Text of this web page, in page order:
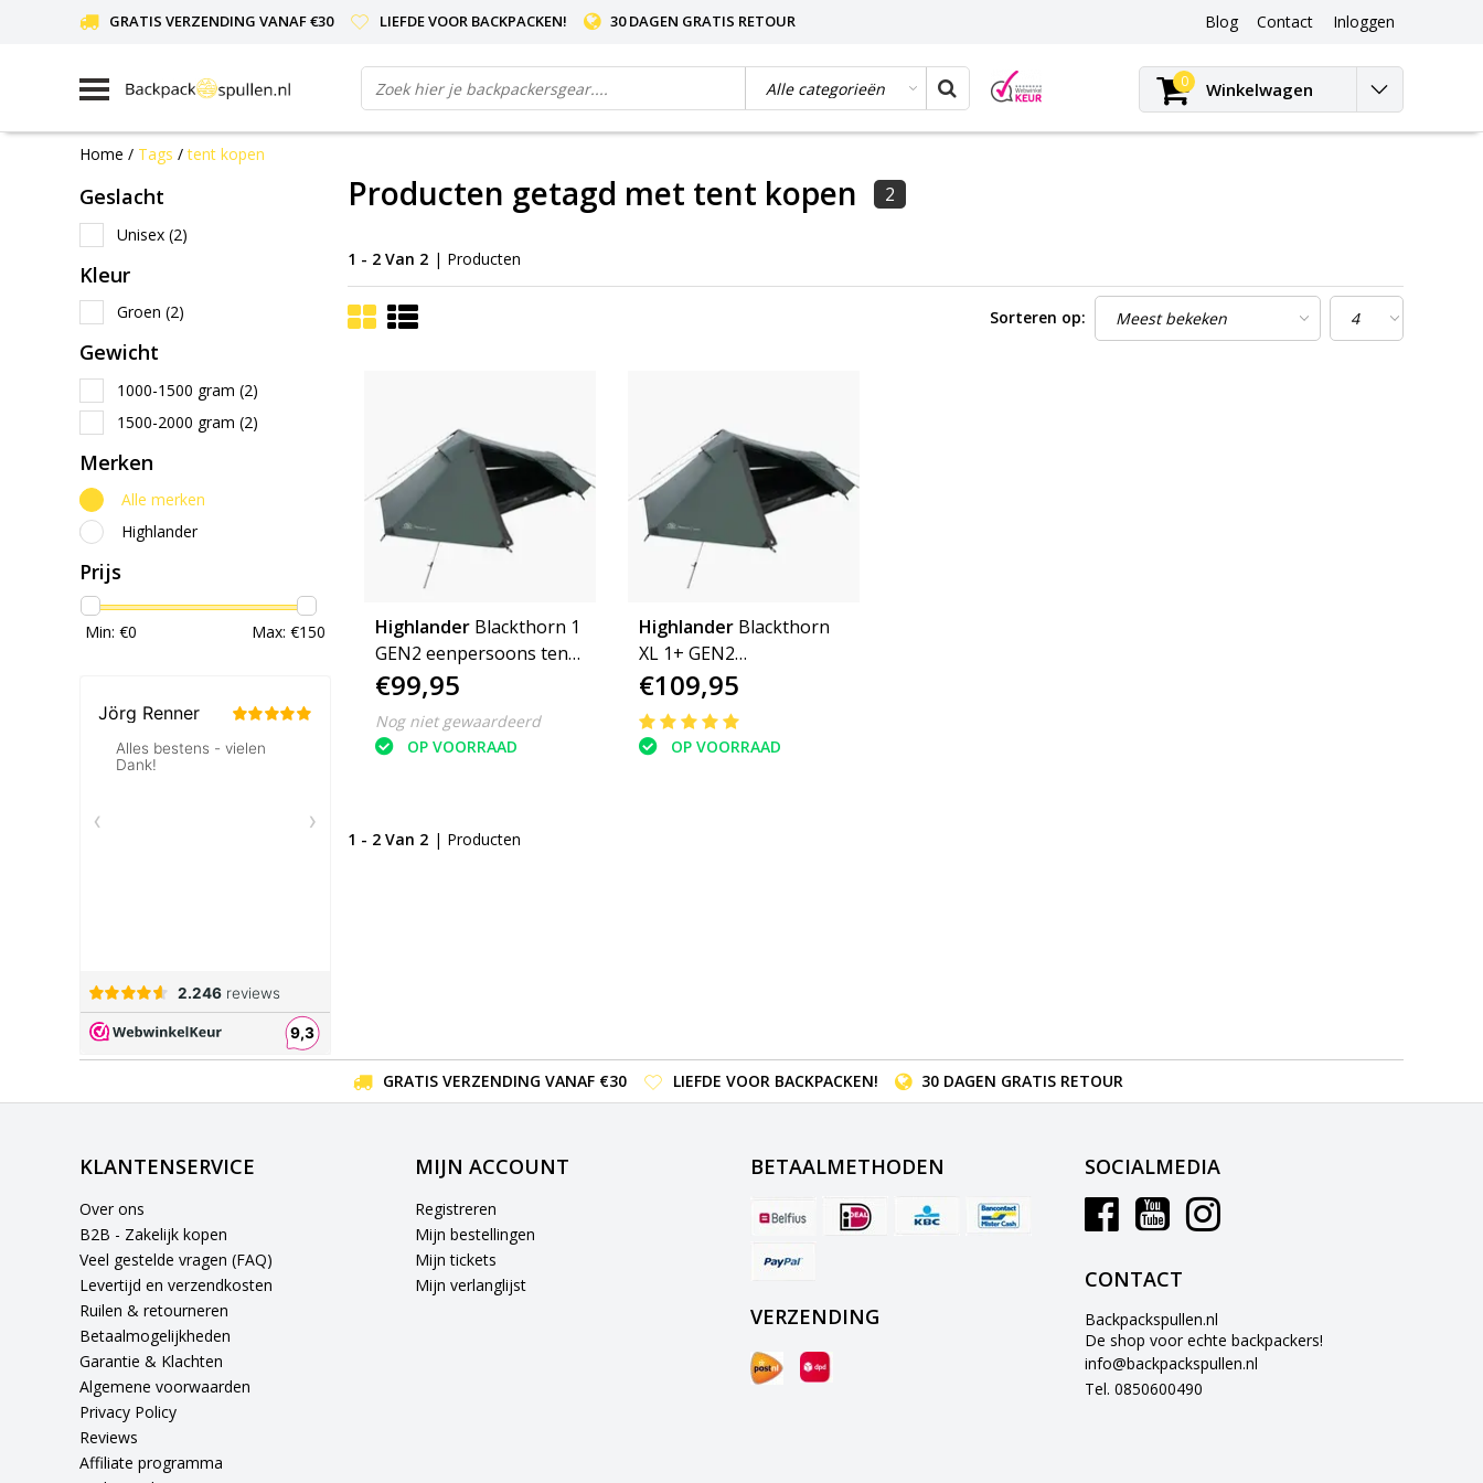
GRATIS VERZENDING VANAF €30 LIEFDE VOOR BACKPACKEN! 30 DAGEN GRATIS RETOUR Blog
Blog
Contact Inloggen
0 Winkelwagen
Home / Tags /tent kopen
Geslacht
Unisex (2)
Kleur
Groen (2)
Gewicht
1000-1500 gram (2)
1500-2000 gram (2)
Merken
Alle merken
Highlander
Prijs
Min: €0 Max: €150
Producten getagd met tent kopen 2
1 - 2 Van 2 | Producten
Sorteren op:
Highlander Blackthorn 1
GEN2 eenpersoons tent
- trekkingtent - 1
persoons tent
€99,95
Nog niet gewaardeerd
OP VOORRAAD
Highlander Blackthorn
XL 1+ GEN2
eenpersoons tent -
trekkingtent - 1
persoons tent
€109,95
OP VOORRAAD
1 - 2 Van 2 | Producten
GRATIS VERZENDING VANAF €30 LIEFDE VOOR BACKPACKEN! 30 DAGEN GRATIS RETOUR
KLANTENSERVICE
Over ons
B2B - Zakelijk kopen
Veel gestelde vragen (FAQ)
Levertijd en verzendkosten
Ruilen & retourneren
Betaalmogelijkheden
Garantie & Klachten
Algemene voorwaarden
Privacy Policy
Reviews
Affiliate programma
MIJN ACCOUNT
Registreren
Mijn bestellingen
Mijn tickets
Mijn verlanglijst
BETAALMETHODEN
VERZENDING
SOCIALMEDIA
CONTACT
Backpackspullen.nl
De shop voor echte backpackers!
info@backpackspullen.nl
Tel. 0850600490